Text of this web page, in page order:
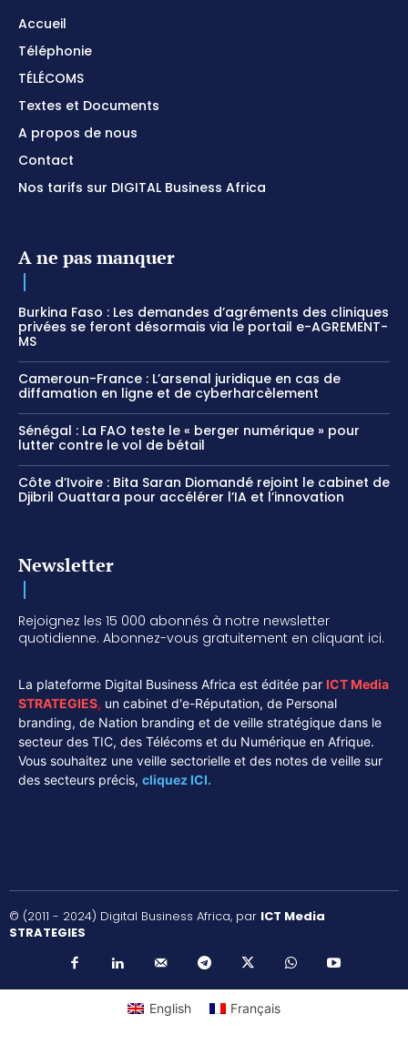
Accueil
Téléphonie
TÉLÉCOMS
Textes et Documents
A propos de nous
Contact
Nos tarifs sur DIGITAL Business Africa
A ne pas manquer
Burkina Faso : Les demandes d’agréments des cliniques
privées se feront désormais via le portail e-AGREMENT-
MS
Cameroun-France : L’arsenal juridique en cas de
diffamation en ligne et de cyberharcèlement
Sénégal : La FAO teste le « berger numérique » pour
lutter contre le vol de bétail
Côte d’Ivoire : Bita Saran Diomandé rejoint le cabinet de
Djibril Ouattara pour accélérer l’IA et l’innovation
Newsletter
Rejoignez les 15 000 abonnés à notre newsletter
quotidienne. Abonnez-vous gratuitement en cliquant ici.
La plateforme Digital Business Africa est éditée par ICT Media
STRATEGIES, un cabinet d'e-Réputation, de Personal
branding, de Nation branding et de veille stratégique dans le
secteur des TIC, des Télécoms et du Numérique en Afrique.
Vous souhaitez une veille sectorielle et des notes de veille sur
des secteurs précis, cliquez ICI.
© (2011 - 2024) Digital Business Africa, par ICT Media
STRATEGIES
English Français